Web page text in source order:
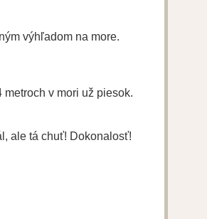
výhľadom na more.
v mori už piesok.
ale tá chuť! Dokonalosť!